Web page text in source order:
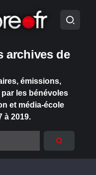
archives de
émissions,
les bénévoles
et média-école
à 2019.